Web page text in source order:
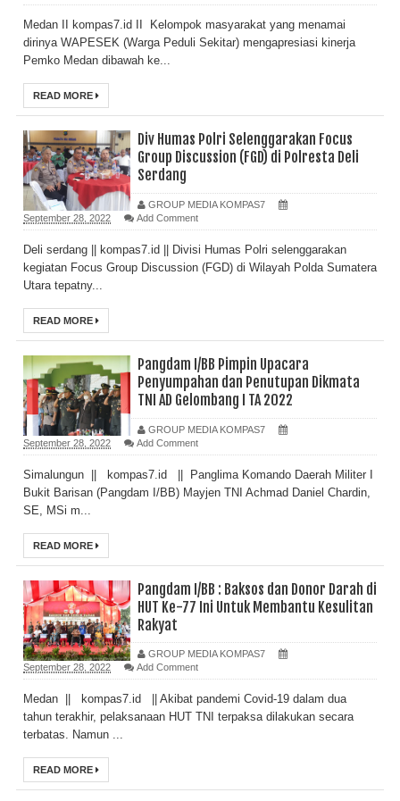
Medan II kompas7.id II Kelompok masyarakat yang menamai
dirinya WAPESEK (Warga Peduli Sekitar) mengapresiasi kinerja
Pemko Medan dibawah ke...
READ MORE
Div Humas Polri Selenggarakan Focus
Group Discussion (FGD) di Polresta Deli
Serdang
GROUP MEDIA KOMPAS7
September 28, 2022
Add Comment
Deli serdang || kompas7.id || Divisi Humas Polri selenggarakan
kegiatan Focus Group Discussion (FGD) di Wilayah Polda Sumatera
Utara tepatny...
READ MORE
Pangdam I/BB Pimpin Upacara
Penyumpahan dan Penutupan Dikmata
TNI AD Gelombang I TA 2022
GROUP MEDIA KOMPAS7
September 28, 2022
Add Comment
Simalungun || kompas7.id || Panglima Komando Daerah Militer I
Bukit Barisan (Pangdam I/BB) Mayjen TNI Achmad Daniel Chardin,
SE, MSi m...
READ MORE
Pangdam I/BB : Baksos dan Donor Darah di
HUT Ke-77 Ini Untuk Membantu Kesulitan
Rakyat
GROUP MEDIA KOMPAS7
September 28, 2022
Add Comment
Medan || kompas7.id || Akibat pandemi Covid-19 dalam dua
tahun terakhir, pelaksanaan HUT TNI terpaksa dilakukan secara
terbatas. Namun ...
READ MORE